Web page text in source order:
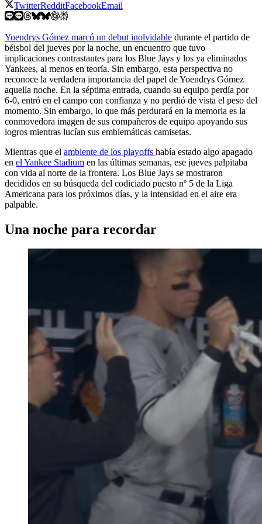
TwitterRedditFacebookEmail
Yoendrys Gómez marcó un debut inolvidable durante el partido de
béisbol del jueves por la noche, un encuentro que tuvo
implicaciones contrastantes para los Blue Jays y los ya eliminados
Yankees, al menos en teoría. Sin embargo, esta perspectiva no
reconoce la verdadera importancia del papel de Yoendrys Gómez
aquella noche. En la séptima entrada, cuando su equipo perdía por
6-0, entró en el campo con confianza y no perdió de vista el peso del
momento. Sin embargo, lo que más perdurará en la memoria es la
conmovedora imagen de sus compañeros de equipo apoyando sus
logros mientras lucían sus emblemáticas camisetas.
Mientras que el ambiente de los playoffs había estado algo apagado
en el Yankee Stadium en las últimas semanas, ese jueves palpitaba
con vida al norte de la frontera. Los Blue Jays se mostraron
decididos en su búsqueda del codiciado puesto nº 5 de la Liga
Americana para los próximos días, y la intensidad en el aire era
palpable.
Una noche para recordar